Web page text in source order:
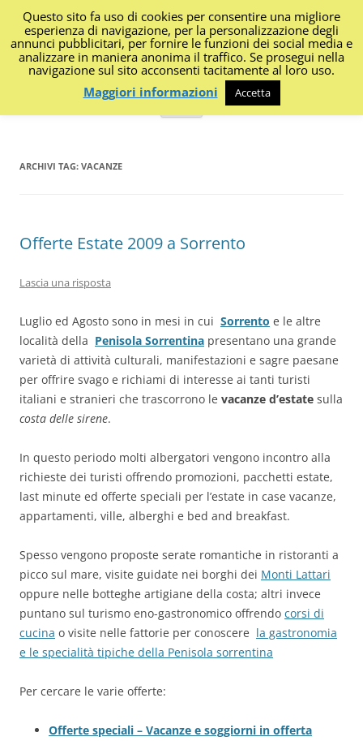
I Diari di Portanapoli
Impressioni, sapori, colori dalla regione
Vai
ARCHIVI TAG: VACANZE
Offerte Estate 2009 a Sorrento
Lascia una risposta
Luglio ed Agosto sono in mesi in cui Sorrento e le altre
località della Penisola Sorrentina presentano una grande
varietà di attività culturali, manifestazioni e sagre paesane
per offrire svago e richiami di interesse ai tanti turisti
italiani e stranieri che trascorrono le vacanze d’estate sulla
costa delle sirene.
In questo periodo molti albergatori vengono incontro alla
richieste dei turisti offrendo promozioni, pacchetti estate,
last minute ed offerte speciali per l’estate in case vacanze,
appartamenti, ville, alberghi e bed and breakfast.
Spesso vengono proposte serate romantiche in ristoranti a
picco sul mare, visite guidate nei borghi dei Monti Lattari
oppure nelle botteghe artigiane della costa; altri invece
puntano sul turismo eno-gastronomico offrendo corsi di
cucina o visite nelle fattorie per conoscere la gastronomia
e le specialità tipiche della Penisola sorrentina
Per cercare le varie offerte:
Offerte speciali – Vacanze e soggiorni in offerta
Questo sito fa uso di cookies per consentire una migliore
esperienza di navigazione, per la personalizzazione degli
annunci pubblicitari, per fornire le funzioni dei social media e
analizzare in maniera anonima il traffico. Se prosegui nella
navigazione sul sito acconsenti tacitamente al loro uso.
Maggiori informazioni
Accetta